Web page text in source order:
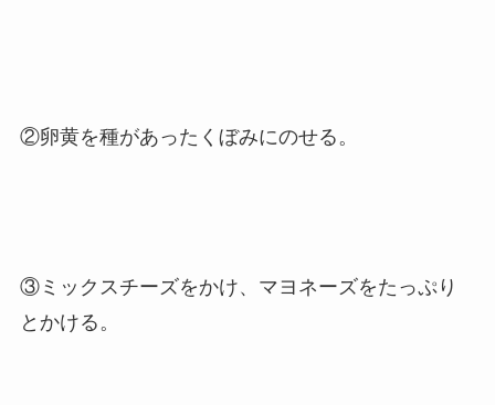
②卵黄を種があったくぼみにのせる。
③ミックスチーズをかけ、マヨネーズをたっぷり
とかける。